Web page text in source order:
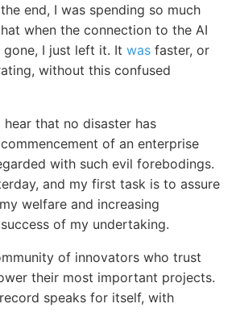
end, I was spending so much
when the connection to the AI
I just left it. It was faster, or
without this confused
that no disaster has
of an enterprise
with such evil forebodings.
and my first task is to assure
welfare and increasing
of my undertaking.
of innovators who trust
their most important projects.
speaks for itself, with